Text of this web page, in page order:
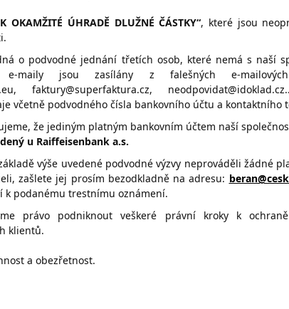
2 Body 3 Body
Umístění ARKOV S+S
OKAMŽITÉ ÚHRADĚ DLUŽNÉ ČÁSTKY“, které jsou
o podvodné jednání třetích osob, které nemá s naší
e-maily jsou zasílány z falešných e-
faktury@superfaktura.cz,
včetně podvodného čísla bankovního účtu a kontaktního
že jediným platným bankovním účtem naší
u Raiffeisenbank a.s.
výše uvedené podvodné výzvy neprováděli žádné
zašlete jej prosím bezodkladně na adresu:
k podanému trestnímu oznámení.
právo podniknout veškeré právní kroky k
klientů.
a obezřetnost.